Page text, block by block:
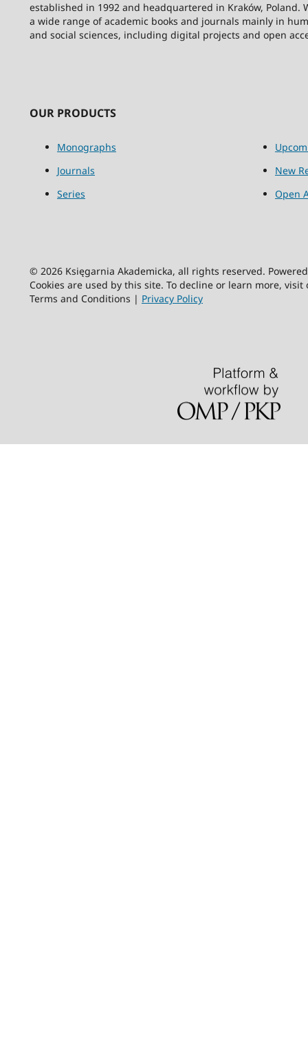
established in 1992 and headquartered in Kraków, Poland.
a wide range of academic books and journals mainly in
and social sciences, including digital projects and open
OUR PRODUCTS
Monographs
Journals
Series
New
Open
© 2026 Księgarnia Akademicka, all rights reserved.
Cookies are used by this site. To decline or learn more,
Terms and Conditions | Privacy Policy